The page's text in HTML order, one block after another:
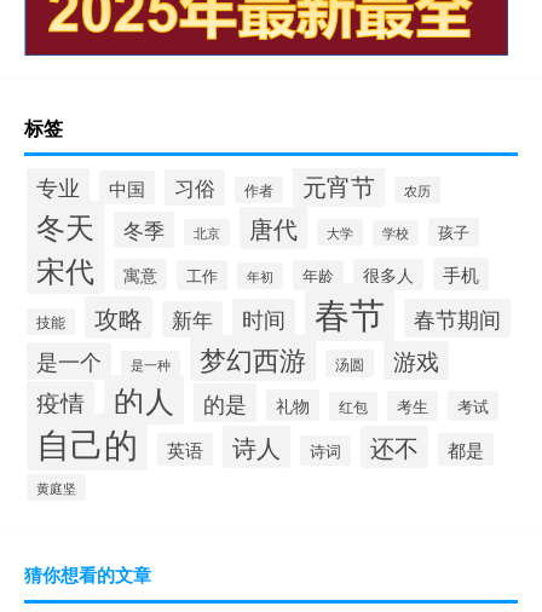
标签
专业 中国 习俗 作者 元宵节 农历
冬天 冬季 北京 唐代 大学 学校 孩子
宋代 寓意 工作 年初 年龄 很多人 手机
技能 攻略 新年 时间 春节 春节期间
是一个 是一种 梦幻西游 汤圆 游戏
疫情 的人 的是 礼物 红包 考生 考试
自己的 英语 诗人 诗词 还不 都是
黄庭坚
猜你想看的文章